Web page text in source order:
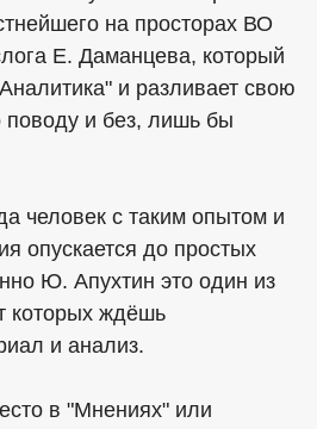
на просторах ВО
Е. Даманцева, который
и разливает свою
поводу и без, лишь бы
человек с таким опытом и
опускается до простых
Ю. Апухтин это один из
которых ждёшь
и анализ.
в "Мнениях" или